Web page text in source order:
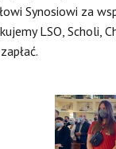
Synosiowi za
LSO, Scholi,